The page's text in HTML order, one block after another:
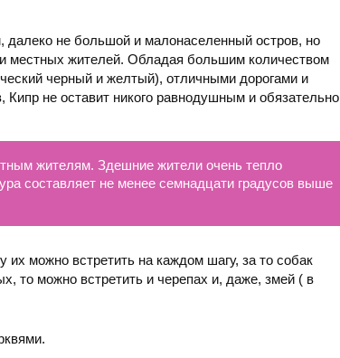
не большой и малонаселенный остров, но
и местных жителей. Обладая большим количеством
черный и желтый), отличными дорогами и
Кипр не оставит никого равнодушным и обязательно
жителям. Здешние жители очень тепло
составляет не менее семнадцати градусов выше
можно встретить на каждом шагу, за то собак
то можно встретить и черепах и, даже, змей ( в